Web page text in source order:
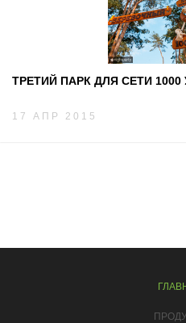
ТРЕТИЙ ПАРК ДЛЯ СЕТИ
17 АПР 2015